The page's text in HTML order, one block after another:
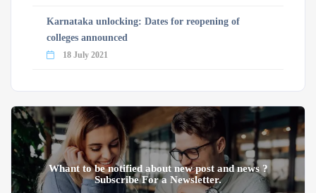
Karnataka unlocking: Dates for reopening of
colleges announced
18 July 2021
Whant to be notified about new post and news ?
Subscribe For a Newsletter.